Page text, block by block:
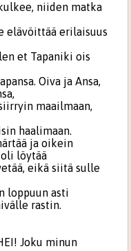
niiden matka
elävöittää erilaisuus
et Tapaniki ois
Oiva ja Ansa,
maailmaan,
haalimaan.
ja oikein
löytää
eikä siitä sulle
loppuun asti
rastin.
Joku minun